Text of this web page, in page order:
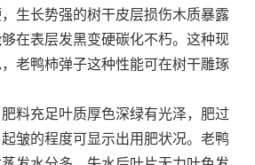
生长势强的树干皮层损伤木质暴露
在表层发黑变硬碳化不朽。这种现
老鸭柿弹子这种性能可在树干雕琢
料充足叶质厚色深绿有光泽，肥过
皱的程度可显示出用肥状况。老鸭